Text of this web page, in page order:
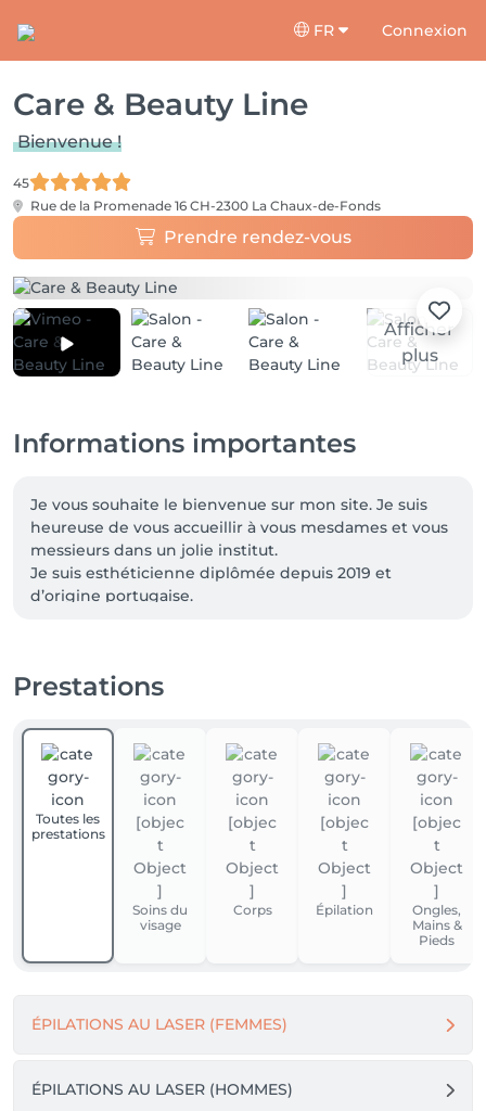
FR Connexion
Care & Beauty Line
Bienvenue !
45
Rue de la Promenade 16 CH-2300 La Chaux-de-Fonds
Prendre rendez-vous
Afficher
plus
Informations importantes
Je vous souhaite le bienvenue sur mon site. Je suis
heureuse de vous accueillir à vous mesdames et vous
messieurs dans un jolie institut.
Je suis esthéticienne diplômée depuis 2019 et
d’origine portugaise.
vous faire plaisir, parce que le meilleur
À bientôt
Diana Tavares
Prestations
Toutes les
prestations
Soins du
visage
Corps Épilation
Ongles,
Mains &
Pieds
ÉPILATIONS AU LASER (FEMMES)
ÉPILATIONS AU LASER (HOMMES)